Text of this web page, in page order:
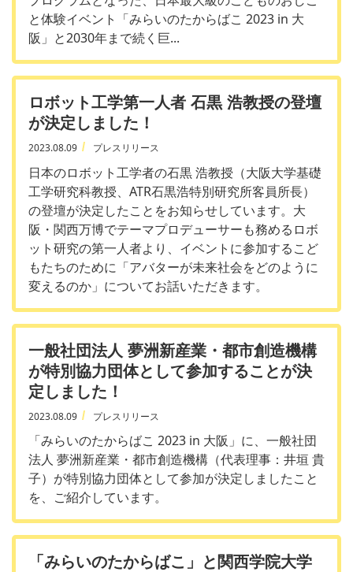
と体験イベント「みらいのたからばこ 2023 in 大
阪」と2030年まで続く巨...
ロボット工学第一人者 石黒 浩教授の登壇
が決定しました！
2023.08.09 プレスリリース
日本のロボット工学者の石黒 浩教授（大阪大学基礎
工学研究科教授、ATR石黒浩特別研究所客員所長）
の登壇が決定したことをお知らせしています。大
阪・関西万博でテーマプロデューサーも務めるロボ
ット研究の第一人者より、イベントに参加するこど
もたちのために「アバターが未来社会をどのように
変えるのか」についてお話いただきます。
一般社団法人 夢洲新産業・都市創造機構
が特別協力団体として参加することが決
定しました！
2023.08.09 プレスリリース
「みらいのたからばこ 2023 in 大阪」に、一般社団
法人 夢洲新産業・都市創造機構（代表理事：井垣 貴
子）が特別協力団体として参加が決定しましたこと
を、ご紹介しています。
「みらいのたからばこ」と関西学院大学